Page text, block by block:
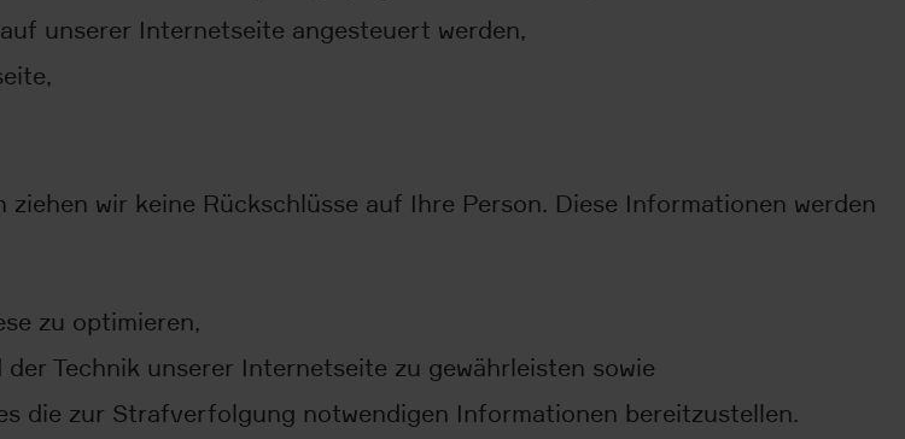
unserer Internetseite angesteuert werden,
wir keine Rückschlüsse auf Ihre Person. Diese Informationen werden
zu optimieren,
Technik unserer Internetseite zu gewährleisten sowie
die zur Strafverfolgung notwendigen Informationen bereitzustellen.